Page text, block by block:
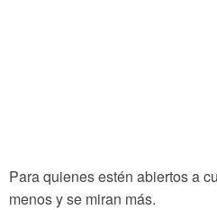
Para quienes estén abiertos a
menos y se miran más.